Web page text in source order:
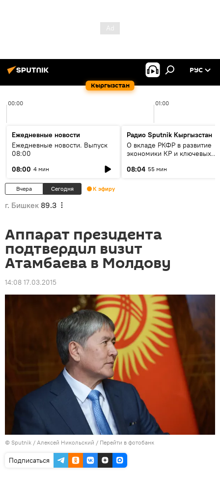
Кыргызстан
РУС
00:00 01:00
Ежедневные новости
Ежедневные новости. Выпуск
08:00
08:00 4 мин
Радио Sputnik Кыргызстан
О вкладе РКФР в развитие
экономики КР и ключевых
08:04 55 мин
Вчера Сегодня К эфиру
г. Бишкек 89.3
Аппарат президента
подтвердил визит
Атамбаева в Молдову
14:08 17.03.2015
© Sputnik / Алексей Никольский / Перейти в фотобанк
Подписаться